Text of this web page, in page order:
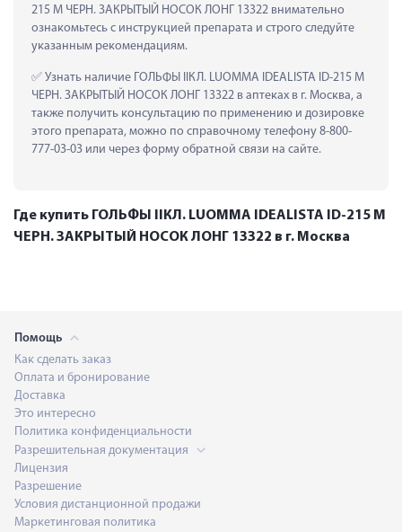
215 M ЧЕРН. ЗАКРЫТЫЙ НОСОК ЛОНГ 13322 внимательно
ознакомьтесь с инструкцией препарата и строго следуйте
указанным рекомендациям.
Узнать наличие ГОЛЬФЫ IIКЛ. LUOMMA IDEALISTA ID-215 M
ЧЕРН. ЗАКРЫТЫЙ НОСОК ЛОНГ 13322 в аптеках в г. Москва, а
также получить консультацию по применению и дозировке
этого препарата, можно по справочному телефону 8-800-
777-03-03 или через форму обратной связи на сайте.
Где купить ГОЛЬФЫ IIКЛ. LUOMMA IDEALISTA ID-215 M
ЧЕРН. ЗАКРЫТЫЙ НОСОК ЛОНГ 13322 в г. Москва
Помощь
Как сделать заказ
Оплата и бронирование
Доставка
Это интересно
Политика конфиденциальности
Разрешительная документация
Лицензия
Разрешение
Условия дистанционной продажи
Маркетинговая политика